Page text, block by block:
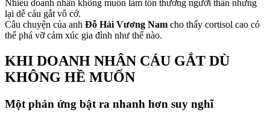
Nhiều doanh nhân không muốn làm tổn thương người thân nhưng
lại dễ cáu gắt vô cớ.
Câu chuyện của anh Đỗ Hải Vương Nam cho thấy cortisol cao có
thể phá vỡ cảm xúc gia đình như thế nào.
KHI DOANH NHÂN CÁU GẮT DÙ
KHÔNG HỀ MUỐN
Một phản ứng bật ra nhanh hơn suy nghĩ